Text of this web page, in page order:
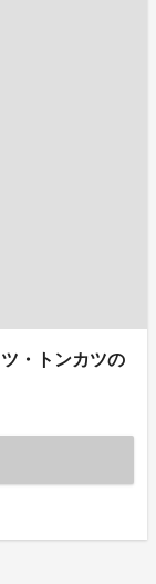
・トンカツの